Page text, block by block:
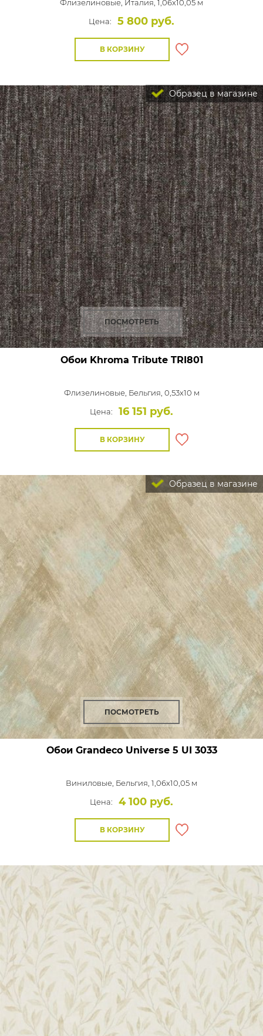
Флизелиновые, Италия, 1,06x10,05 м
Цена:
5 800 руб.
В КОРЗИНУ
Образец в магазине
ПОСМОТРЕТЬ
Обои Khroma TributeTRI801
Флизелиновые, Бельгия, 0,53x10 м
Цена:
16 151 руб.
В КОРЗИНУ
Образец в магазине
ПОСМОТРЕТЬ
Обои Grandeco Universe 5 UI 3033
Виниловые, Бельгия, 1,06x10,05 м
Цена:
4 100 руб.
В КОРЗИНУ